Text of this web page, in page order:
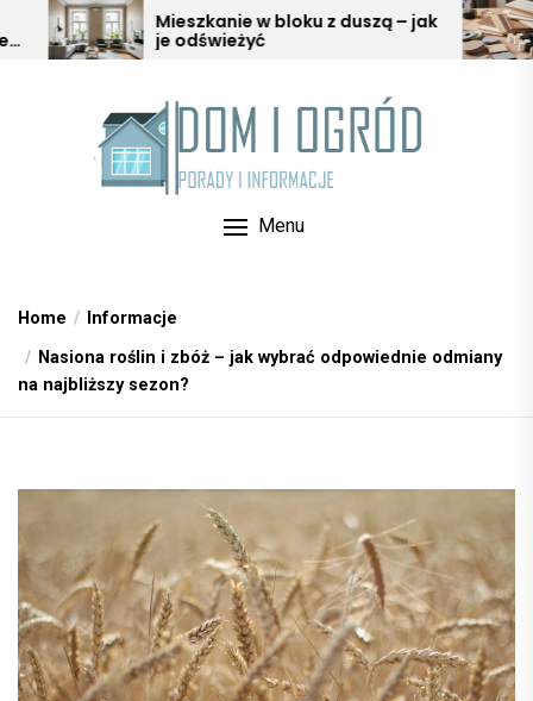
to
w bloku z duszą – jak
Ochrona mebli i
podkładki,
w aranżacji
Menu
Home
Informacje
Nasiona roślin i zbóż – jak wybrać odpowiednie odmiany
na najbliższy sezon?